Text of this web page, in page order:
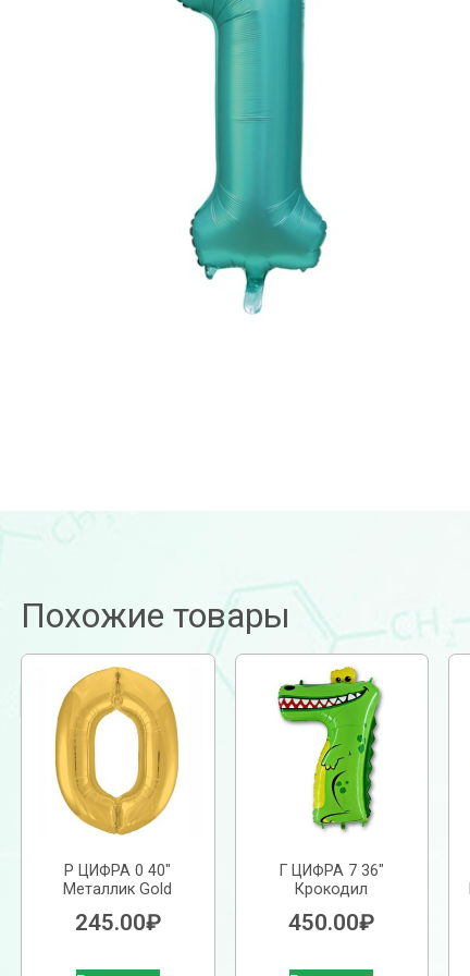
Похожие товары
Р ЦИФРА 0 40″
Металлик Gold
245.00₽
Г ЦИФРА 7 36″
Крокодил
450.00₽